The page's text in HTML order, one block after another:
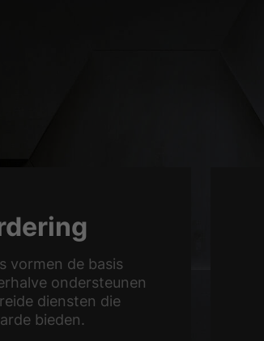
vormen de basis
ondersteunen
diensten die
bieden.
(2)